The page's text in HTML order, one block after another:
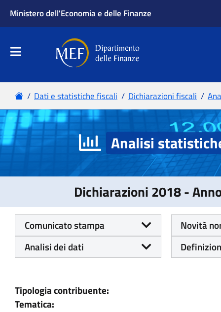
Analisi
Dichiarazioni 2018 -
Comunicato stampa
Novità
Analisi dei dati
Tipologia contribuente:
Tematica: